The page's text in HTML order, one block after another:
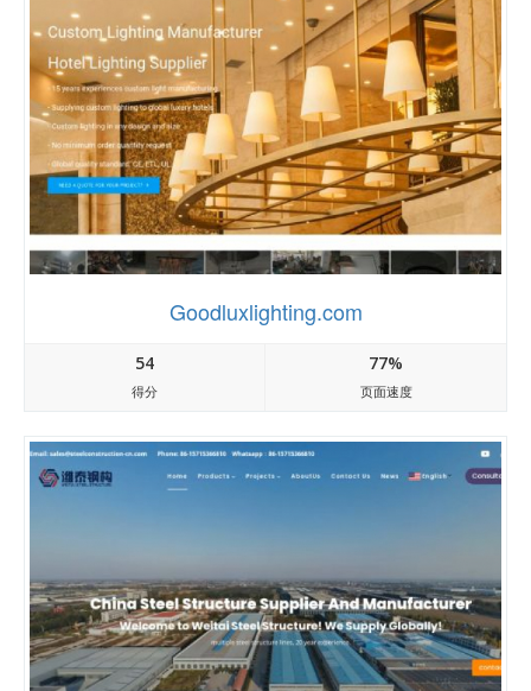
Goodluxlighting.com
54
得分
77%
页面速度